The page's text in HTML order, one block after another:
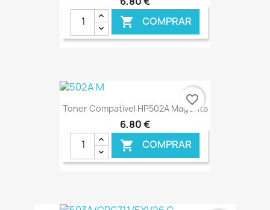
 COMPRAR
€ ONLINE
Toner Compatível HP502A Magenta
6,80 €
 COMPRAR
favorite_border